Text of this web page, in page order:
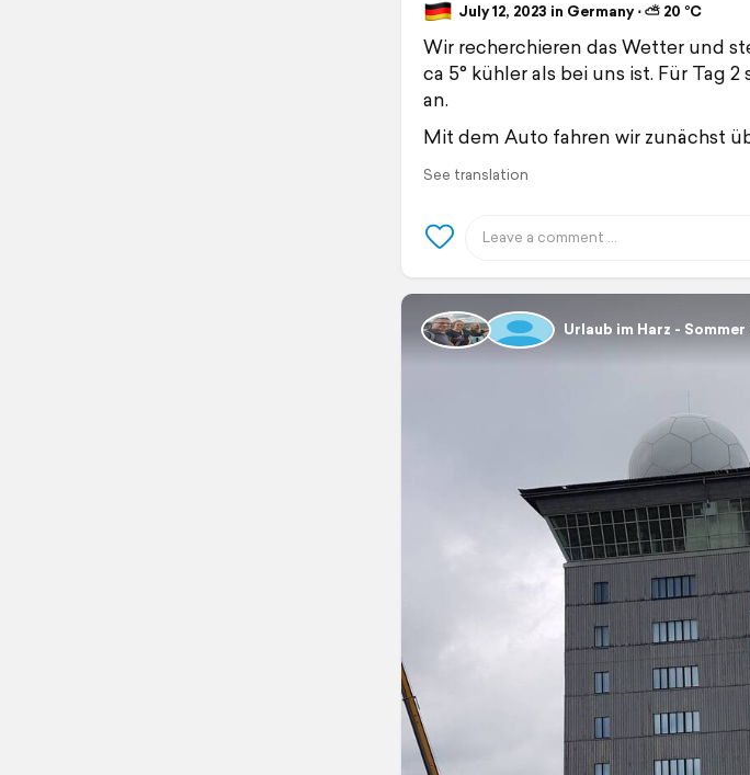
July 12, 2023 in Germany ⋅ ⛅ 20 °C
Wir recherchieren das Wetter und
ca 5° kühler als bei uns ist. Für Tag
an.
Mit dem Auto fahren wir zunächst
See translation
Urlaub im Harz - Sommer